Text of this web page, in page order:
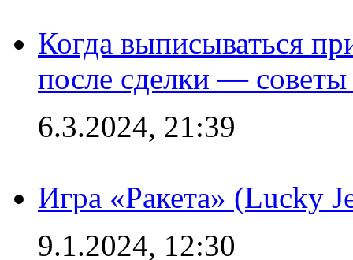
Когда выписываться
после сделки —
6.3.2024, 21:39
Игра «Ракета» (Lucky
9.1.2024, 12:30